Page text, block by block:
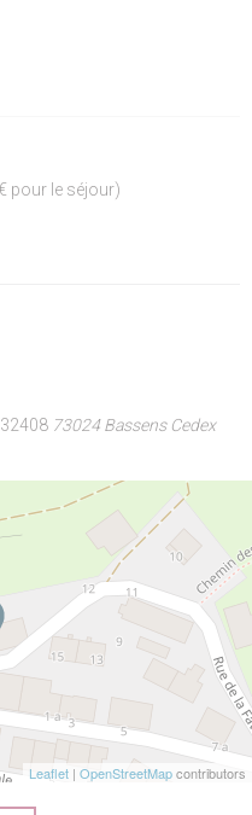
pour le séjour)
73024 Bassens Cedex
Leaflet | OpenStreetMapcontributors